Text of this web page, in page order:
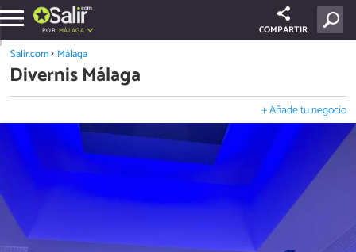
POR: MÁLAGA COMPARTIR
Salir.com Málaga
Divernis Málaga
+ Añade tu negocio